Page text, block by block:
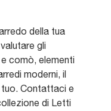
della tua
gli
comò, elementi
moderni, il
Contattaci e
di Letti